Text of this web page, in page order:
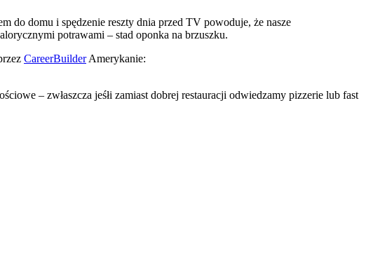
do domu i spędzenie reszty dnia przed TV powoduje, że nasze
potrawami – stad oponka na brzuszku.
CareerBuilderAmerykanie:
– zwłaszcza jeśłi zamiast dobrej restauracji odwiedzamy pizzerie lub fast